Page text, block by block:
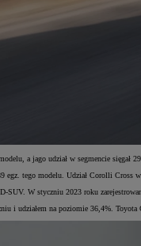
a jago udział w segmencie
tego modelu. Udział Corolli
SUV. W styczniu 2023 roku
i udziałem na poziomie 36,4%. Toyota